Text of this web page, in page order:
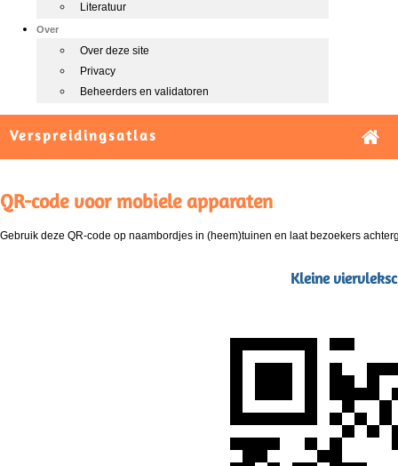
Literatuur
Over
Over deze site
Privacy
Beheerders en validatoren
Verspreidingsatlas
QR-code voor mobiele apparaten
Gebruik deze QR-code op naambordjes in (heem)tuinen en laat bezoekers
Kleine